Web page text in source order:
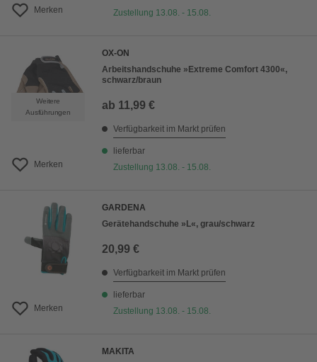
Merken
Zustellung 13.08. - 15.08.
Weitere
Ausführungen
Merken
OX-ON
Arbeitshandschuhe »Extreme Comfort 4300«,
schwarz/braun
ab 11,99 €
Verfügbarkeit im Markt prüfen
lieferbar
Zustellung 13.08. - 15.08.
Merken
GARDENA
Gerätehandschuhe »L«, grau/schwarz
20,99 €
Verfügbarkeit im Markt prüfen
lieferbar
Zustellung 13.08. - 15.08.
MAKITA